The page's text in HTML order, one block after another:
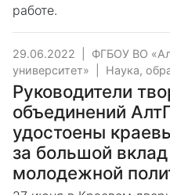
работе.
29.06.2022
ФГБОУ ВО
университет»
Наука,
Руководители
объединений
удостоены
за большой
молодежной